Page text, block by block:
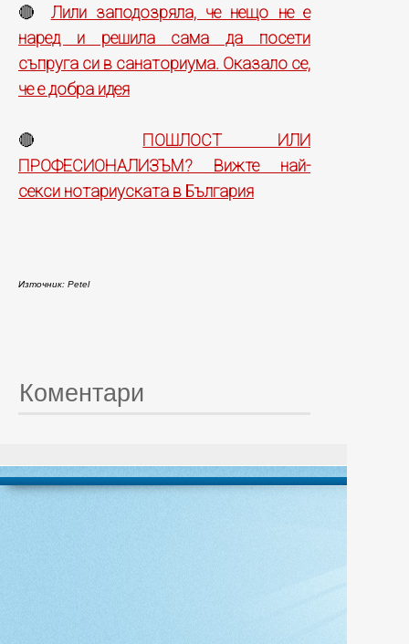
🔴 Лили заподозряла, че нещо не е
наред и решила сама да посети
съпруга си в санаториума. Оказало се,
че е добра идея
🔴 ПОШЛОСТ ИЛИ
ПРОФЕСИОНАЛИЗЪМ? Вижте най-
секси нотариуската в България
Източник: Petel
Коментари